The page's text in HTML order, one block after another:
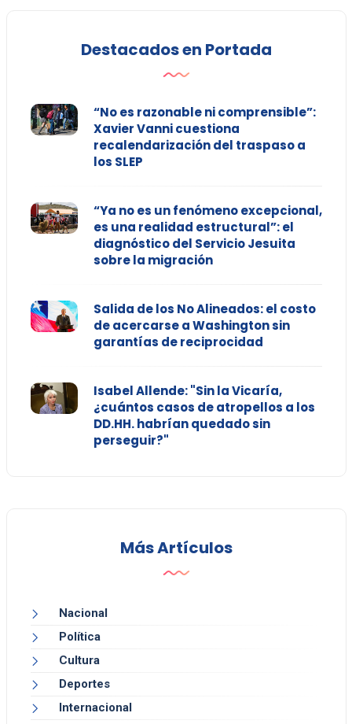
Destacados en Portada
“No es razonable ni comprensible”:
Xavier Vanni cuestiona
recalendarización del traspaso a
los SLEP
“Ya no es un fenómeno excepcional,
es una realidad estructural”: el
diagnóstico del Servicio Jesuita
sobre la migración
Salida de los No Alineados: el costo
de acercarse a Washington sin
garantías de reciprocidad
Isabel Allende: "Sin la Vicaría,
¿cuántos casos de atropellos a los
DD.HH. habrían quedado sin
perseguir?"
Más Artículos
Nacional
Política
Cultura
Deportes
Internacional